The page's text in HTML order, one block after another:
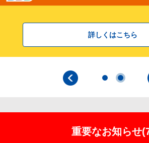
詳しくはこちら
重要なお知らせ